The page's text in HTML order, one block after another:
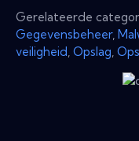
Gerelateerde
Gegevensbeheer,
veiligheid Opslag